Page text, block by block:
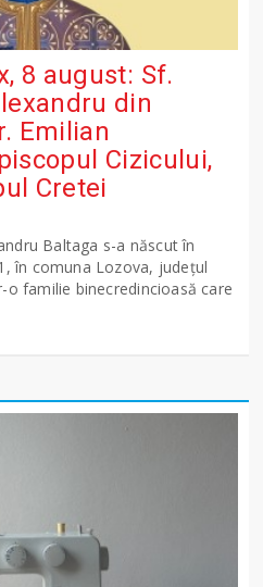
8 august: Sf.
din
Emilian
Cizicului,
Cretei
Baltaga s-a născut în
în comuna Lozova, județul
familie binecredincioasă care